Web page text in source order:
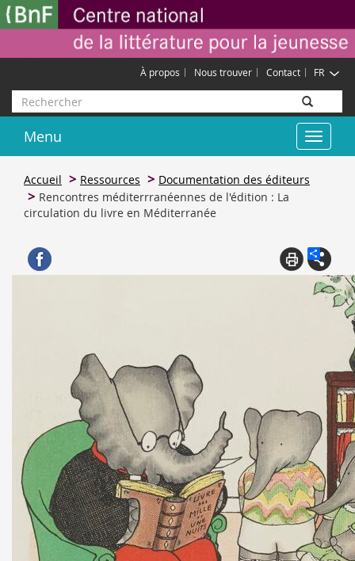
Aller
au
principal
FR
À propos Nous trouver Contact
Rechercher
Toggle
Menu
Accueil Ressources
Documentation des éditeurs
Rencontres méditerrranéennes de l'édition : La
circulation du livre en Méditerranée
Gestion des cookies